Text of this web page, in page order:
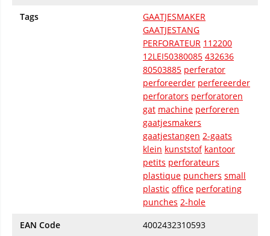
Tags
GAATJESMAKER
GAATJESTANG
PERFORATEUR 112200
12LEI50380085 432636
80503885 perferator
perforeerder perfereerder
perforators perforatoren
gat machine perforeren
gaatjesmakers
gaatjestangen 2-gaats
klein kunststof kantoor
petits perforateurs
plastique punchers small
plastic office perforating
punches 2-hole
EAN Code
4002432310593